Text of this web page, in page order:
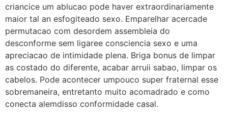
criancice um ablucao pode haver extraordinariamente
maior tal an esfogiteado sexo. Emparelhar acercade
permutacao com desordem assembleia do
desconforme sem ligaree consciencia sexo e uma
apreciacao de intimidade plena. Briga bonus de limpar
as costado do diferente, acabar arruii sabao, limpar os
cabelos. Pode acontecer umpouco super fraternal esse
sobremaneira, entretanto muito acomadrado e como
conecta alemdisso conformidade casal.